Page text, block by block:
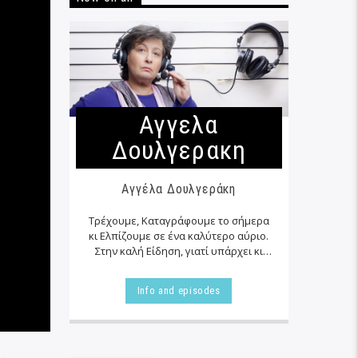
Αγγελα
Δουλγερακη
Αγγέλα Δουλγεράκη
Τρέχουμε, Καταγράφουμε το σήμερα
κι Ελπίζουμε σε ένα καλύτερο αύριο.
Στην καλή Είδηση, γιατί υπάρχει κι
καθημερινότητας μας, τις
περισσότερες φορές…
Info and episodes